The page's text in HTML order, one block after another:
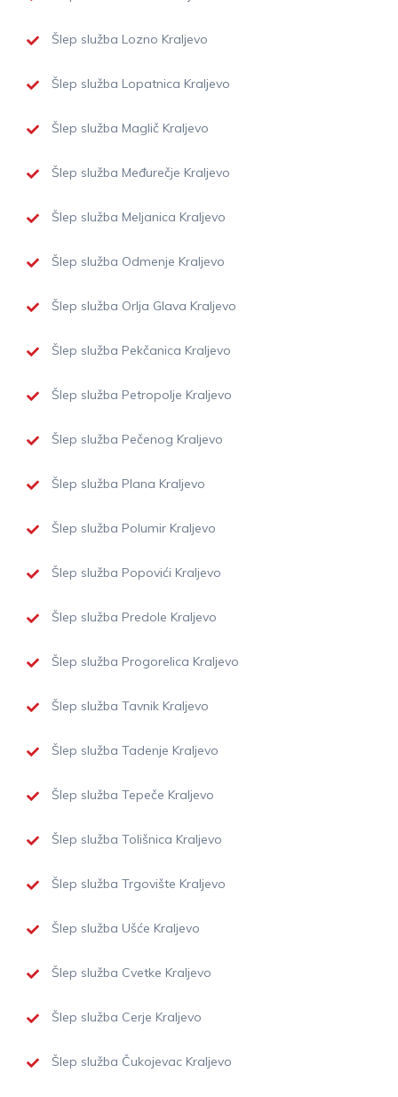
Šlep služba Lozno Kraljevo
Šlep služba Lopatnica Kraljevo
Šlep služba Maglič Kraljevo
Šlep služba Međurečje Kraljevo
Šlep služba Meljanica Kraljevo
Šlep služba Odmenje Kraljevo
Šlep služba Orlja Glava Kraljevo
Šlep služba Pekčanica Kraljevo
Šlep služba Petropolje Kraljevo
Šlep služba Pečenog Kraljevo
Šlep služba Plana Kraljevo
Šlep služba Polumir Kraljevo
Šlep služba Popovići Kraljevo
Šlep služba Predole Kraljevo
Šlep služba Progorelica Kraljevo
Šlep služba Tavnik Kraljevo
Šlep služba Tadenje Kraljevo
Šlep služba Tepeče Kraljevo
Šlep služba Tolišnica Kraljevo
Šlep služba Trgovište Kraljevo
Šlep služba Ušće Kraljevo
Šlep služba Cvetke Kraljevo
Šlep služba Cerje Kraljevo
Šlep služba Čukojevac Kraljevo